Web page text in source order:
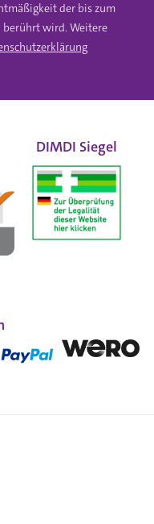
der bis zum
wird. Weitere
DIMDI Siegel